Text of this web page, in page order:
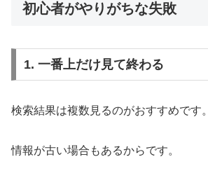
初心者がやりがちな失敗
1. 一番上だけ見て終わる
検索結果は複数見るのがおすすめです。
情報が古い場合もあるからです。